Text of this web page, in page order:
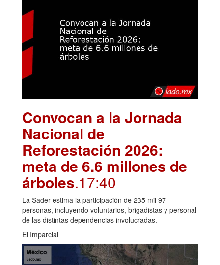
Convocan a la Jornada
Nacional de
Reforestación 2026:
meta de 6.6 millones de
árboles.17:40
La Sader estima la participación de 235 mil 97
personas, incluyendo voluntarios, brigadistas y personal
de las distintas dependencias involucradas.
El Imparcial